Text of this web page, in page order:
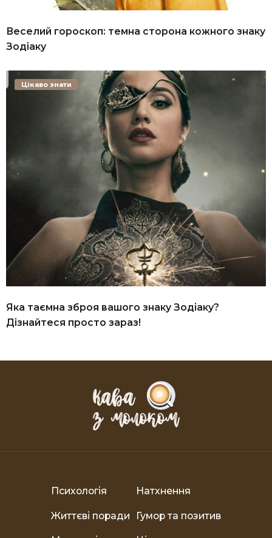
Веселий гороскоп: темна сторона кожного знаку
Зодіаку
Яка таємна зброя вашого знаку Зодіаку?
Дізнайтеся просто зараз!
Цікаво знати
Психологія Натхнення
Життєві поради Гумор та позитив